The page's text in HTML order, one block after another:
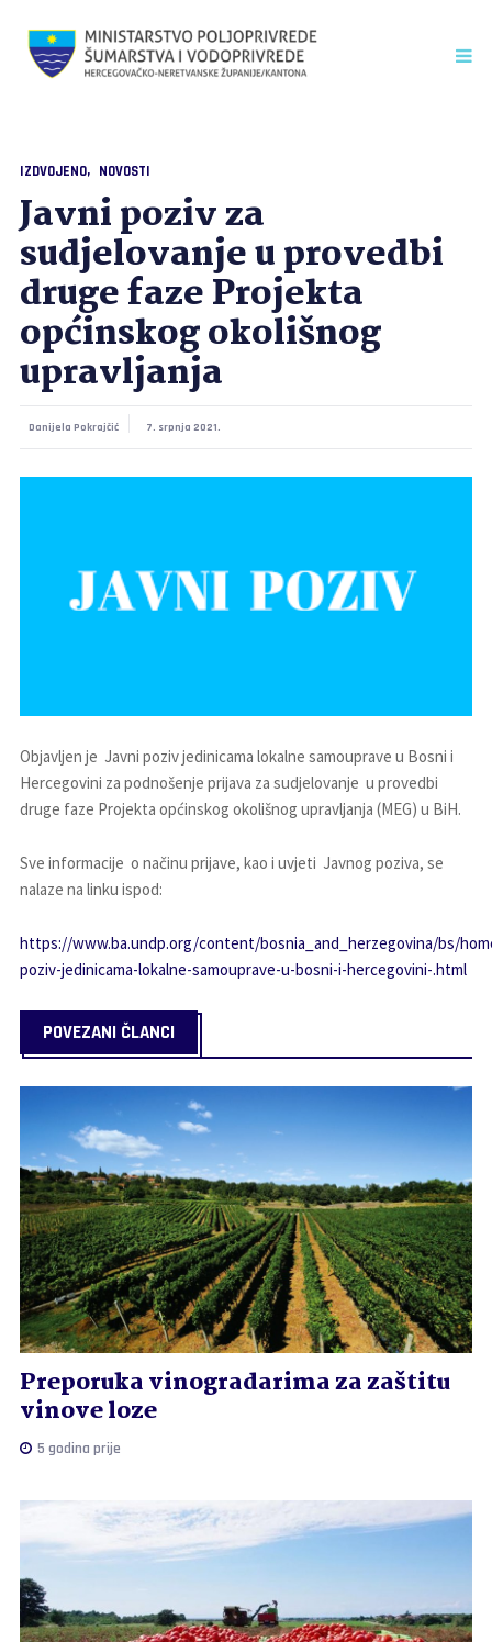
IZDVOJENO NOVOSTI
Javni poziv za
sudjelovanje u provedbi
druge faze Projekta
općinskog okolišnog
upravljanja
Danijela Pokrajčić 7. srpnja 2021.
Objavljen je Javni poziv jedinicama lokalne samouprave u Bosni i
Hercegovini za podnošenje prijava za sudjelovanje u provedbi
druge faze Projekta općinskog okolišnog upravljanja (MEG) u BiH.
Sve informacije o načinu prijave, kao i uvjeti Javnog poziva, se
nalaze na linku ispod:
https://www.ba.undp.org/content/bosnia_and_herzegovina/bs/
poziv-jedinicama-lokalne-samouprave-u-bosni-i-hercegovini-.html
POVEZANI ČLANCI
Preporuka vinogradarima za zaštitu
vinove loze
5 godina prije